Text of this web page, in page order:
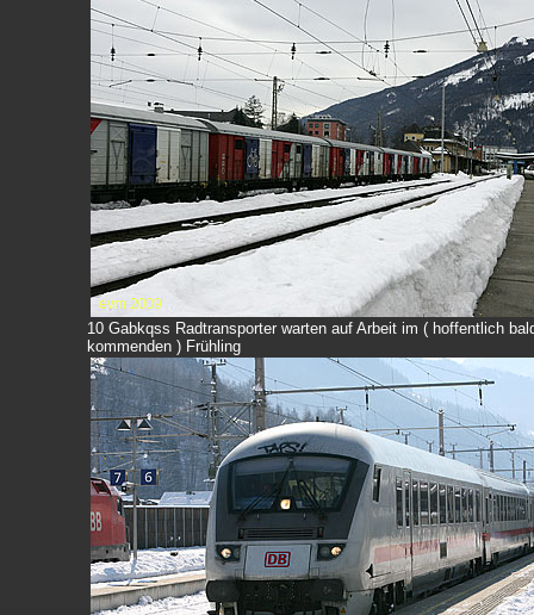
10 Gabkqss Radtransporter warten auf Arbeit im ( hoffentlich
kommenden ) Frühling